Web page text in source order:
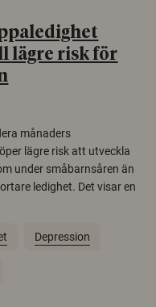
lägre risk för
månaders
lägre risk att utveckla
under småbarnsåren än
ledighet. Det visar en
Depression